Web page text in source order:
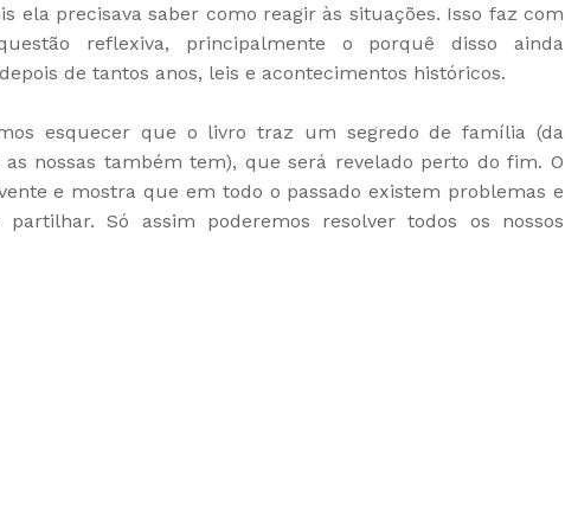
ela precisava saber como reagir às situações. Isso faz com
reflexiva, principalmente o porquê disso ainda
de tantos anos, leis e acontecimentos históricos.
esquecer que o livro traz um segredo de família (da
nossas também tem), que será revelado perto do fim. O
e mostra que em todo o passado existem problemas e
partilhar. Só assim poderemos resolver todos os nossos